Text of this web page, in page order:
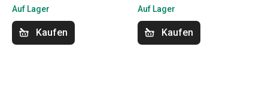
Auf Lager
Kaufen
Auf Lager
Kaufen